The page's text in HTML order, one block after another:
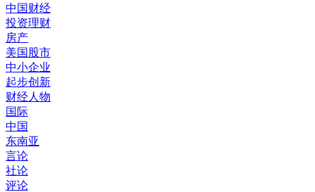
中国财经
投资理财
房产
美国股市
中小企业
起步创新
财经人物
国际
中国
东南亚
言论
社论
评论